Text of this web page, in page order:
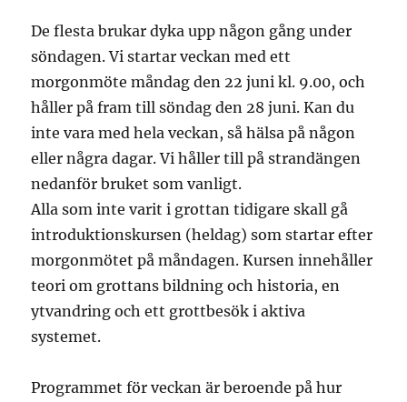
De flesta brukar dyka upp någon gång under
söndagen. Vi startar veckan med ett
morgonmöte måndag den 22 juni kl. 9.00, och
håller på fram till söndag den 28 juni. Kan du
inte vara med hela veckan, så hälsa på någon
eller några dagar. Vi håller till på strandängen
nedanför bruket som vanligt.
Alla som inte varit i grottan tidigare skall gå
introduktionskursen (heldag) som startar efter
morgonmötet på måndagen. Kursen innehåller
teori om grottans bildning och historia, en
ytvandring och ett grottbesök i aktiva
systemet.
Programmet för veckan är beroende på hur